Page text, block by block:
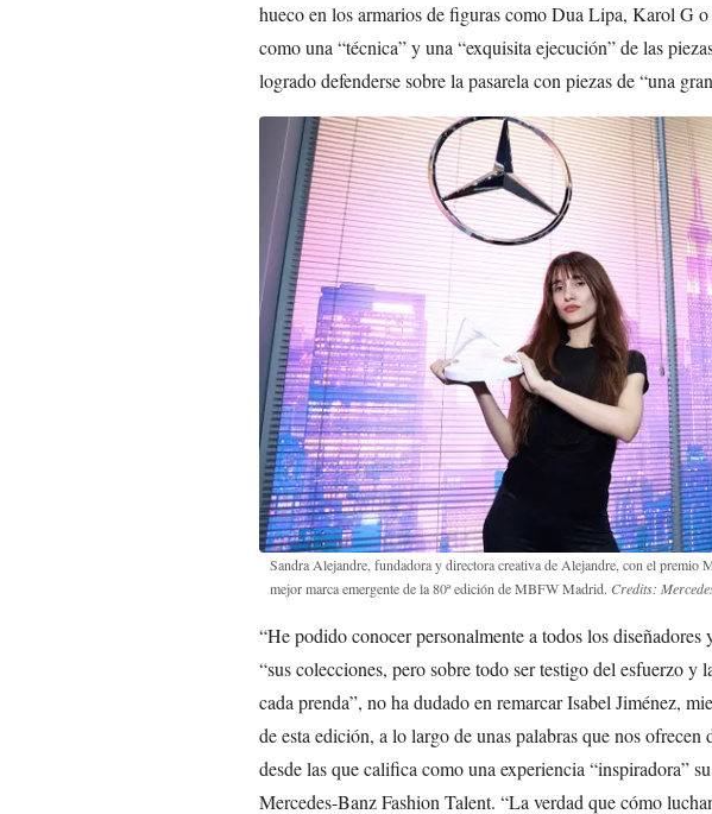
hueco en los armarios de figuras como Dua Lipa, Karol G
como una “técnica” y una “exquisita ejecución” de las
logrado defenderse sobre la pasarela con piezas de “una
Sandra Alejandre, fundadora y directora creativa de Alejandre, con el premio
mejor marca emergente de la 80ª edición de MBFW Madrid. Credits:
“He podido conocer personalmente a todos los diseñadores
“sus colecciones, pero sobre todo ser testigo del esfuerzo y
cada prenda”, no ha dudado en remarcar Isabel Jiménez,
de esta edición, a lo largo de unas palabras que nos ofrecen
desde las que califica como una experiencia “inspiradora”
Mercedes-Banz Fashion Talent. “La verdad que cómo